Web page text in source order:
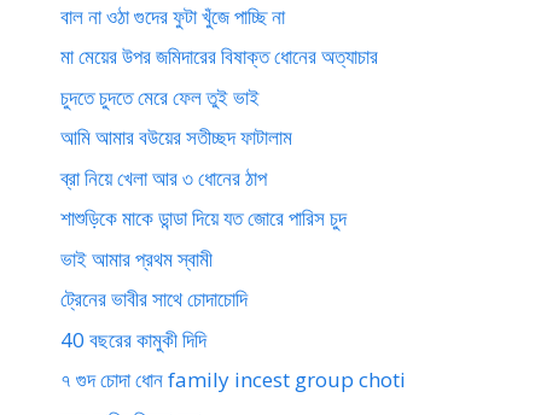
বাল না ওঠা গুদের ফুটা খুঁজে পাচ্ছি না
মা মেয়ের উপর জমিদারের বিষাক্ত ধোনের অত্যাচার
চুদতে চুদতে মেরে ফেল তুই ভাই
আমি আমার বউয়ের সতীচ্ছদ ফাটালাম
ব্রা নিয়ে খেলা আর ৩ ধোনের ঠাপ
শাশুড়িকে মাকে ডান্ডা দিয়ে যত জোরে পারিস চুদ
ভাই আমার প্রথম স্বামী
ট্রেনের ভাবীর সাথে চোদাচোদি
40 বছরের কামুকী দিদি
৭ গুদ চোদা ধোন family incest group choti